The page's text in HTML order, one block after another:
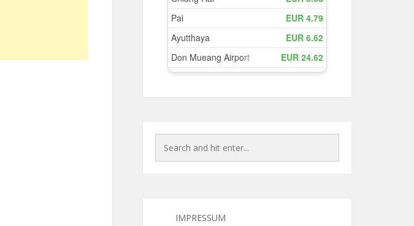
IMPRESSUM